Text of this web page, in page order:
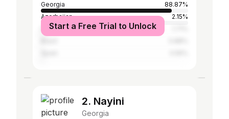
Georgia
88.87%
Azerbaijan
2.15%
France
Start a Free Trial to Unlock
2. Nayini
Georgia